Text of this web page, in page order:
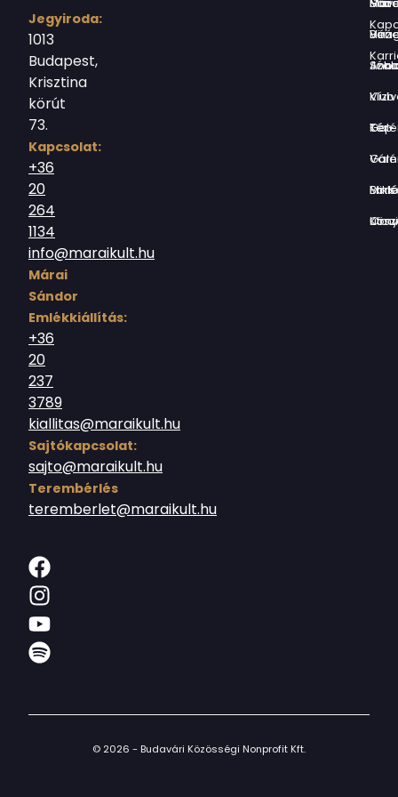
Jegyiroda:
1013
Budapest,
Krisztina
körút
73.
Kapcsolat:
+36
20
264
1134
info@maraikult.hu
Márai
Sándor
Emlékkiállítás:
+36
20
237
3789
kiallitas@maraikult.hu
Sajtókapcsolat:
sajto@maraikult.hu
Terembérlés
teremberlet@maraikult.hu
Virág Benedek Ház
Jókai Anna
Vízivárosi Klub
Tér-Kép
Várnegyed
Borsos
Országház
© 2026 - Budavári Közösségi Nonprofit Kft.